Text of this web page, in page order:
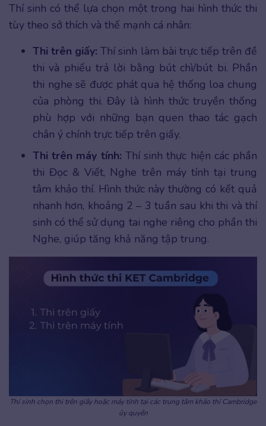
Thí sinh có thể lựa chọn một trong hai hình thức thi
tùy theo sở thích và thế mạnh cá nhân:
Thi trên giấy: Thí sinh làm bài trực tiếp trên đề
thi và phiếu trả lời bằng bút chì/bút bi. Phần
thi nghe sẽ được phát qua hệ thống loa chung
của phòng thi. Đây là hình thức truyền thống
phù hợp với những bạn quen thao tác gạch
chân ý chính trực tiếp trên giấy.
Thi trên máy tính: Thí sinh thực hiện các phần
thi Đọc & Viết, Nghe trên máy tính tại trung
tâm khảo thí. Hình thức này thường có kết quả
nhanh hơn, khoảng 2 – 3 tuần sau khi thi và thí
sinh có thể sử dụng tai nghe riêng cho phần thi
Nghe, giúp tăng khả năng tập trung.
Thí sinh chọn thi trên giấy hoặc máy tính tại các trung tâm khảo thí Cambridge
ủy quyền